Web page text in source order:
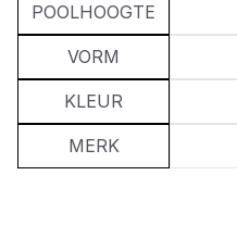
POOLHOOGTE
VORM
KLEUR
MERK